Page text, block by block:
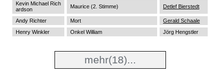
Kevin Michael Rich
ardson
Maurice (2. Stimme) Detlef Bierstedt
Andy Richter Mort
Gerald Schaale
Henry Winkler
Onkel William Jörg Hengstler
mehr(18)...